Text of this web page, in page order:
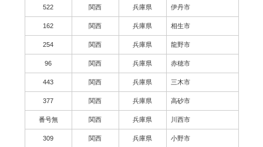
522 関西 兵庫県 伊丹市
162 関西 兵庫県 相生市
254 関西 兵庫県 龍野市
96 関西 兵庫県 赤穂市
443 関西 兵庫県 三木市
377 関西 兵庫県 高砂市
番号無 関西 兵庫県 川西市
309 関西 兵庫県 小野市